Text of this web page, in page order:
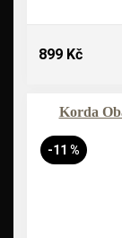
899 Kč
Korda
-11 %